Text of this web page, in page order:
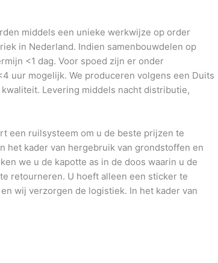
middels een unieke werkwijze op order
in Nederland. Indien samenbouwdelen op
<1 dag. Voor spoed zijn er onder
uur mogelijk. We produceren volgens een Duits
Levering middels nacht distributie,
een ruilsysteem om u de beste prijzen te
het kader van hergebruik van grondstoffen en
we u de kapotte as in de doos waarin u de
retourneren. U hoeft alleen een sticker te
wij verzorgen de logistiek. In het kader van